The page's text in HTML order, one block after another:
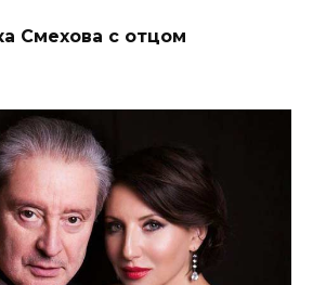
Смехова с отцом